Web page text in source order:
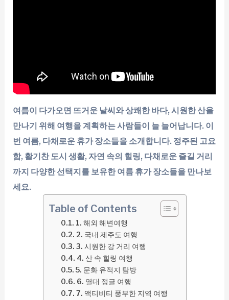
여름이 다가오면 뜨거운 날씨와 상쾌한 바다, 시원한 산을
만나기 위해 여행을 계획하는 사람들이 늘 늘어납니다. 이
번 여름, 다채로운 휴가 장소들을 소개합니다. 정주된 고요
함, 활기찬 도시 생활, 자연 속의 힐링, 다채로운 즐길 거리
까지 다양한 선택지를 보유한 여름 휴가 장소들을 만나보
세요.
Table of Contents
1. 해외 해변여행
2. 국내 제주도 여행
3. 시원한 강 거리 여행
4. 산 속 힐링 여행
5. 문화 유적지 탐방
6. 열대 정글 여행
7. 액티비티 풍부한 지역 여행